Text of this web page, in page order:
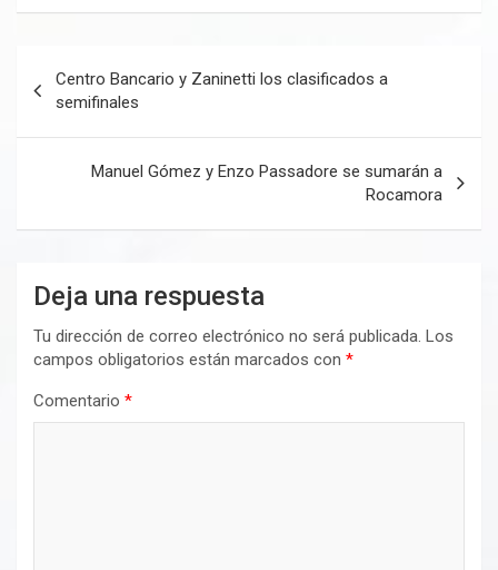
de
entradas
Centro Bancario y Zaninetti los clasificados a
semifinales
Manuel Gómez y Enzo Passadore se sumarán a
Rocamora
Deja una respuesta
Tu dirección de correo electrónico no será publicada. Los
campos obligatorios están marcados con *
Comentario *